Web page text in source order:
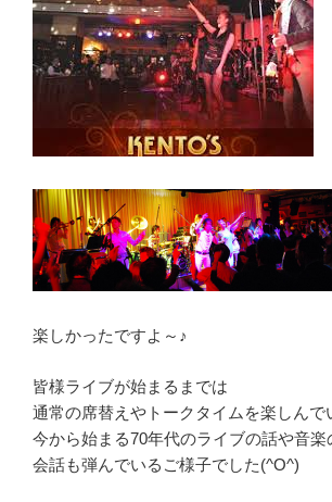
楽しかったですよ～♪
皆様ライブが始まるまでは
通常の席替えやトークタイムを楽しんで
今から始まる70年代のライブの話や音
会話も弾んでいるご様子でした(^O^)